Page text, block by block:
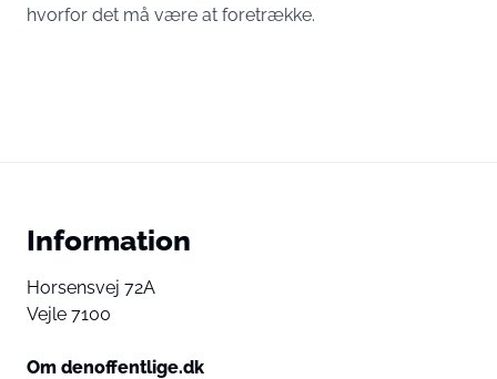
hvorfor det må være at foretrække.
Information
Horsensvej 72A
Vejle 7100
Om denoffentlige.dk